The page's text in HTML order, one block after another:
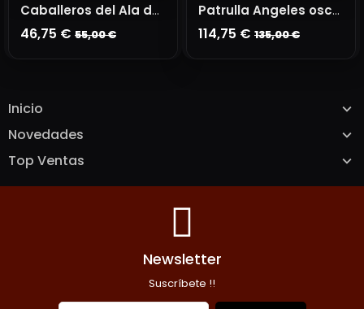
Inicio
Novedades
Top Ventas
Caballeros del Ala de Muerte
46,75 € 55,00 €
Patrulla Angeles oscuros
114,75 € 135,00 €
Newsletter
Suscríbete !!